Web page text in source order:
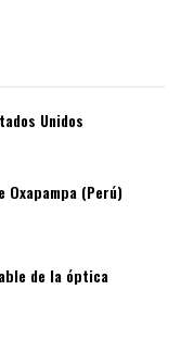
Unidos
Oxapampa (Perú)
de la óptica